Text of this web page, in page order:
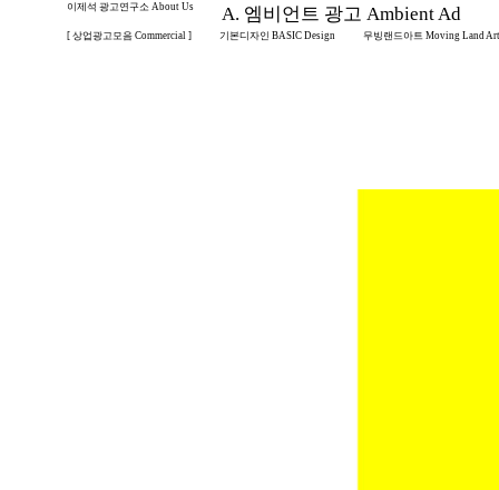
이제석 광고연구소 About Us A. 엠비언트 광고 Ambient Ad
[ 상업광고모음 Commercial ] 기본디자인 BASIC Design 무빙랜드아트 Moving Land Art